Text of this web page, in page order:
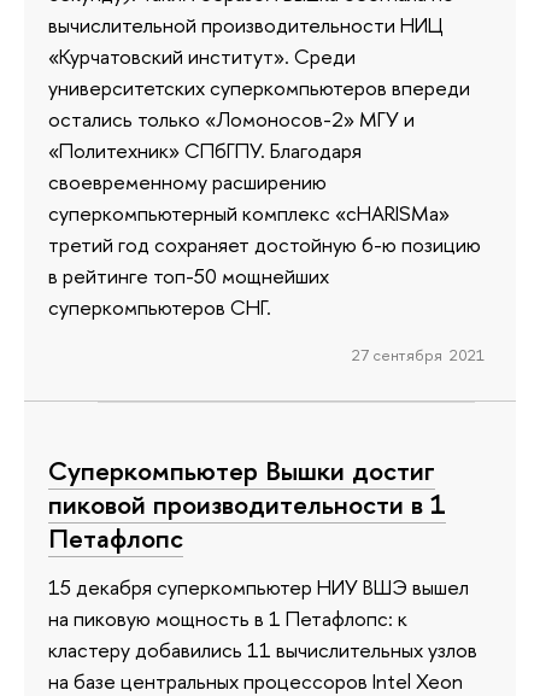
вычислительной производительности НИЦ
«Курчатовский институт». Среди
университетских суперкомпьютеров впереди
остались только «Ломоносов-2» МГУ и
«Политехник» СПбГПУ. Благодаря
своевременному расширению
суперкомпьютерный комплекс «cHARISMa»
третий год сохраняет достойную 6-ю позицию
в рейтинге топ-50 мощнейших
суперкомпьютеров СНГ.
27 сентября 2021
Суперкомпьютер Вышки достиг
пиковой производительности в 1
Петафлопс
15 декабря суперкомпьютер НИУ ВШЭ вышел
на пиковую мощность в 1 Петафлопс: к
кластеру добавились 11 вычислительных узлов
на базе центральных процессоров Intel Xeon